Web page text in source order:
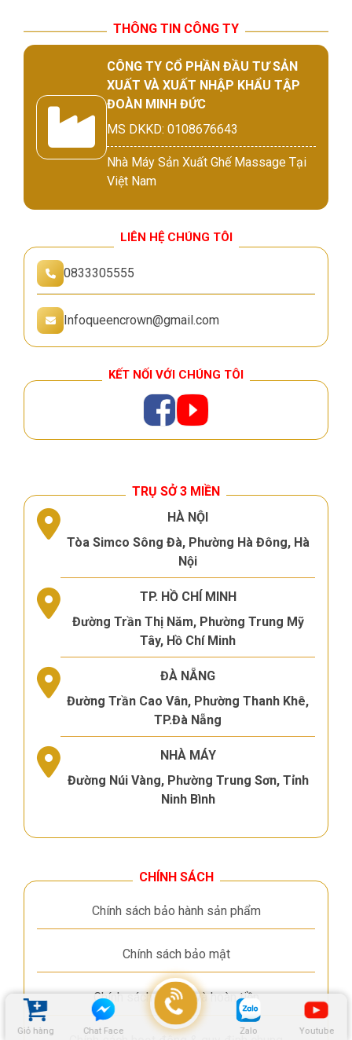
Giỏ hàng Chat Face Zalo Youtube
THÔNG TIN CÔNG TY
CÔNG TY CỔ PHẦN ĐẦU TƯ SẢN
XUẤT VÀ XUẤT NHẬP KHẨU TẬP
ĐOÀN MINH ĐỨC
MS DKKD: 0108676643
Nhà Máy Sản Xuất Ghế Massage Tại
Việt Nam
LIÊN HỆ CHÚNG TÔI
0833305555
Infoqueencrown@gmail.com
KẾT NỐI VỚI CHÚNG TÔI
TRỤ SỞ 3 MIỀN
HÀ NỘI
Tòa Simco Sông Đà, Phường Hà Đông, Hà
Nội
TP. HỒ CHÍ MINH
Đường Trần Thị Năm, Phường Trung Mỹ
Tây, Hồ Chí Minh
ĐÀ NẴNG
Đường Trần Cao Vân, Phường Thanh Khê,
TP.Đà Nẵng
NHÀ MÁY
Đường Núi Vàng, Phường Trung Sơn, Tỉnh
Ninh Bình
CHÍNH SÁCH
Chính sách bảo hành sản phẩm
Chính sách bảo mật
Chính sách đổi trả và hoàn tiền